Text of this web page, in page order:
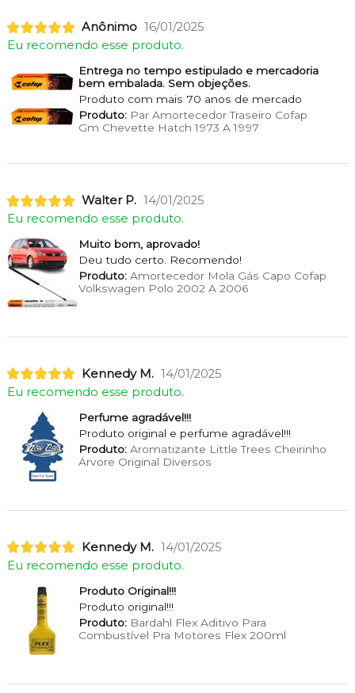
Anônimo 16/01/2025
Eu recomendo esse produto.
Entrega no tempo estipulado e mercadoria
bem embalada. Sem objeções.
Produto com mais 70 anos de mercado
Produto:Par Amortecedor Traseiro Cofap
Gm Chevette Hatch 1973 A 1997
Walter P. 14/01/2025
Eu recomendo esse produto.
Muito bom, aprovado!
Deu tudo certo. Recomendo!
Produto:Amortecedor Mola Gás Capo Cofap
Volkswagen Polo 2002 A 2006
Kennedy M. 14/01/2025
Eu recomendo esse produto.
Perfume agradável!!!
Produto original e perfume agradável!!!
Produto:Aromatizante Little Trees Cheirinho
Árvore Original Diversos
Kennedy M. 14/01/2025
Eu recomendo esse produto.
Produto Original!!!
Produto original!!!
Produto:Bardahl Flex Aditivo Para
Combustível Pra Motores Flex 200ml